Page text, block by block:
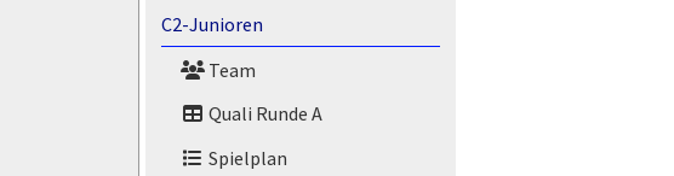
C2-Junioren
Team
Quali Runde A
Spielplan